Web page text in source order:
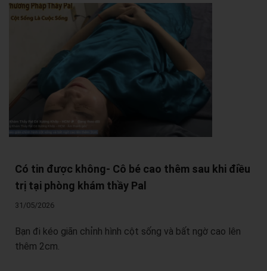
Có tin được không- Cô bé cao thêm sau khi điều
trị tại phòng khám thầy Pal
31/05/2026
Bạn đi kéo giãn chỉnh hình cột sống và bất ngờ cao lên
thêm 2cm.